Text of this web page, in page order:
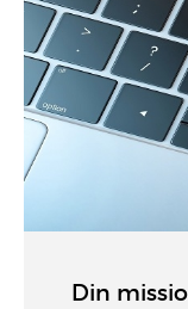
Din